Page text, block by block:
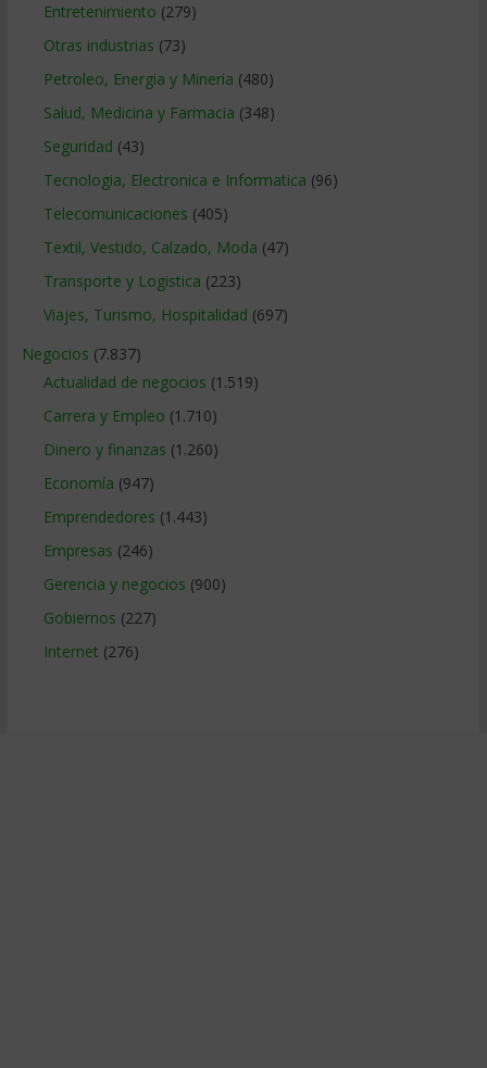
Entretenimiento (279)
Otras industrias (73)
Petroleo, Energia y Mineria (480)
Salud, Medicina y Farmacia (348)
Seguridad (43)
Tecnologia, Electronica e Informatica (96)
Telecomunicaciones (405)
Textil, Vestido, Calzado, Moda (47)
Transporte y Logistica (223)
Viajes, Turismo, Hospitalidad (697)
Negocios (7.837)
Actualidad de negocios (1.519)
Carrera y Empleo (1.710)
Dinero y finanzas (1.260)
Economía (947)
Emprendedores (1.443)
Empresas (246)
Gerencia y negocios (900)
Gobiernos (227)
Internet (276)